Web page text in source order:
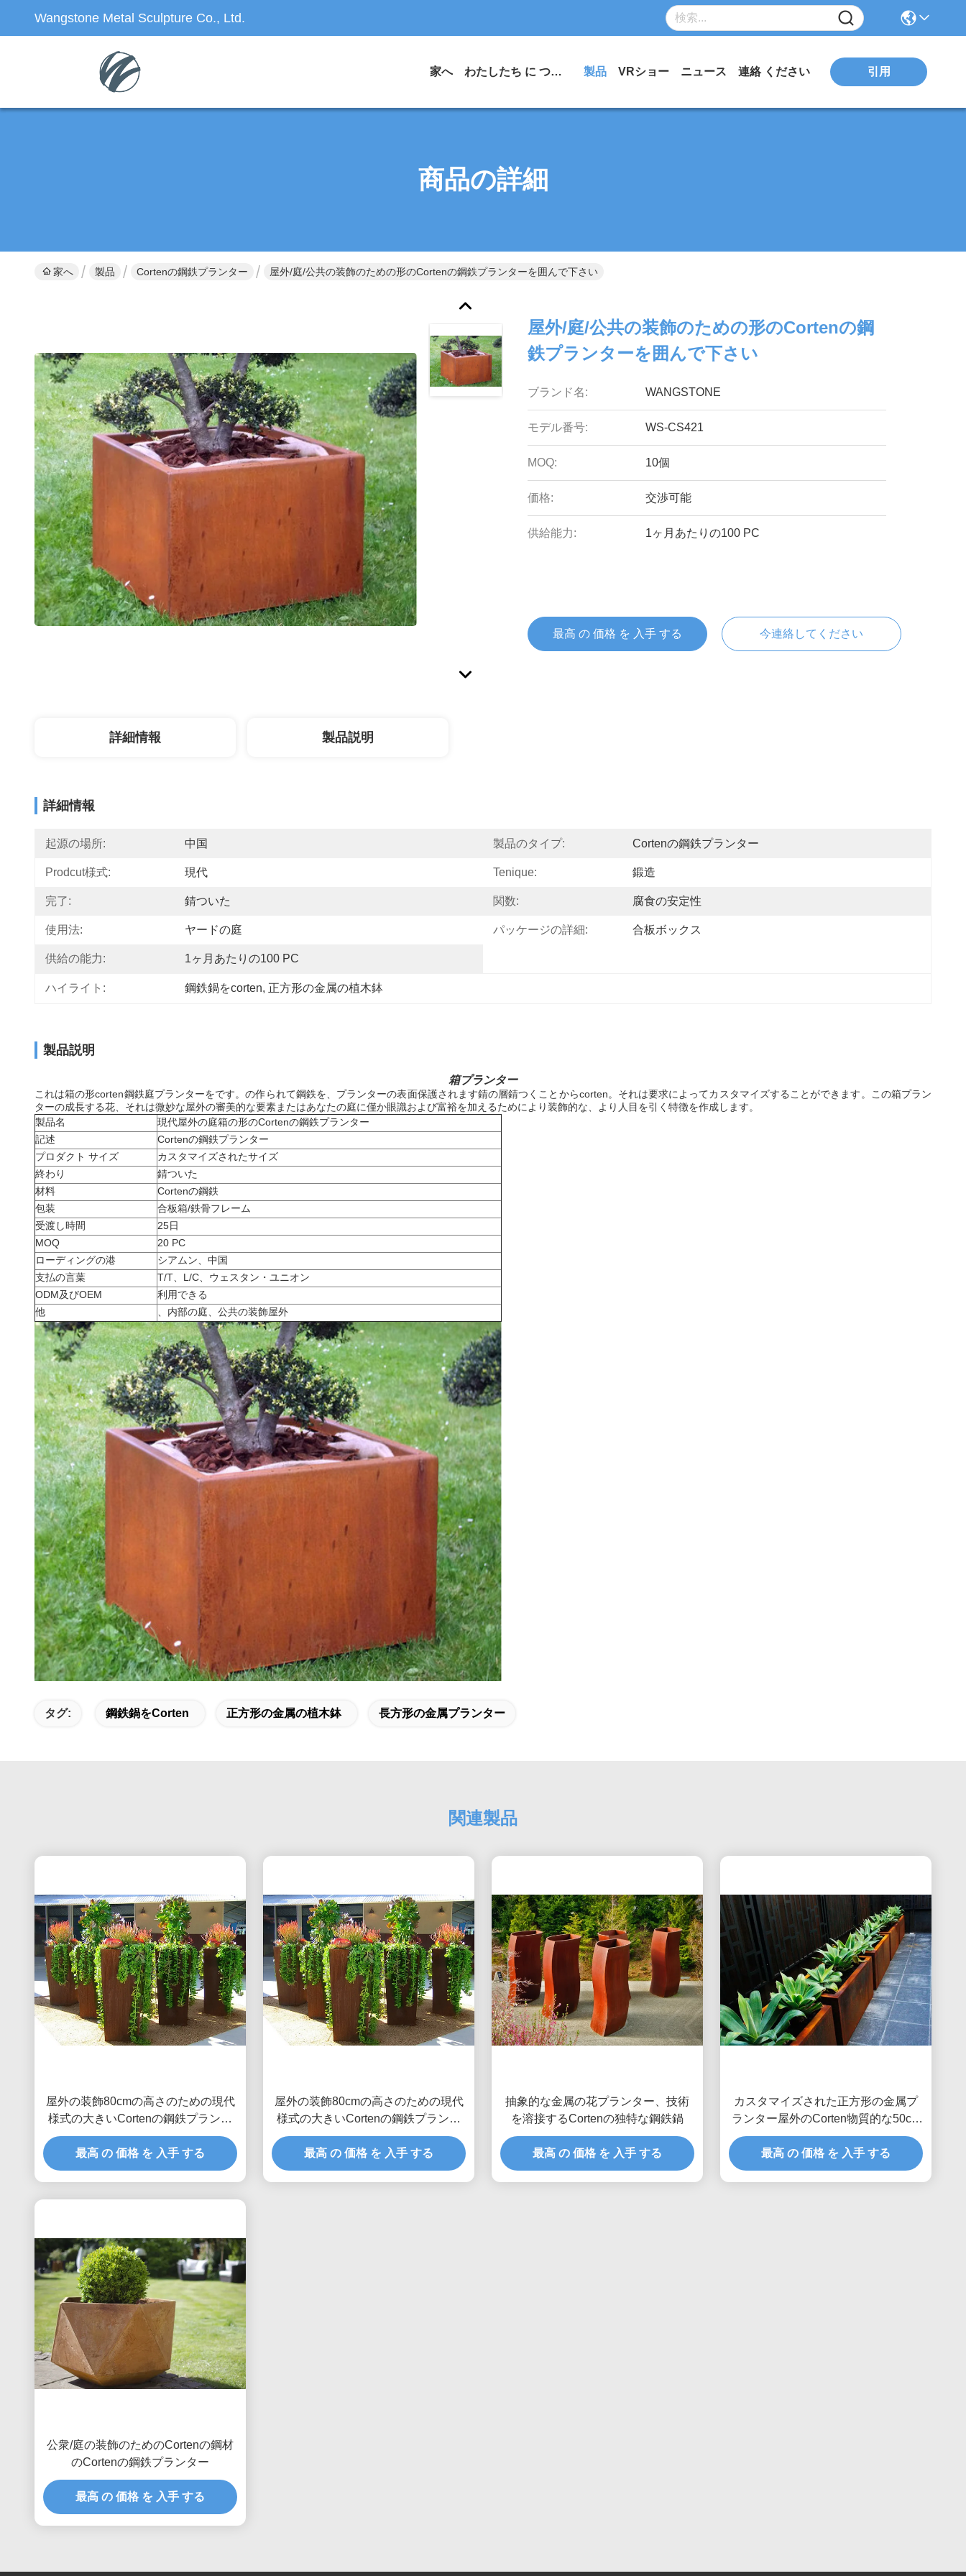
Wangstone Metal Sculpture Co., Ltd.
家へ わたしたち に つい て 製品 VRショー ニュース 連絡 ください 引用
商品の詳細
家へ 製品 Cortenの鋼鉄プランター 屋外/庭/公共の装飾のための形のCortenの鋼鉄プランターを囲んで下さい
屋外/庭/公共の装飾のための形のCortenの鋼
鉄プランターを囲んで下さい
ブランド名: WANGSTONE
モデル番号: WS-CS421
MOQ: 10個
価格: 交渉可能
供給能力: 1ヶ月あたりの100 PC
最高 の 価格 を 入手 する 今連絡してください
詳細情報 製品説明
詳細情報
起源の場所: 中国 製品のタイプ: Cortenの鋼鉄プランター
Prodcut様式: 現代 Tenique: 鍛造
完了: 錆ついた 関数: 腐食の安定性
使用法: ヤードの庭 パッケージの詳細: 合板ボックス
供給の能力: 1ヶ月あたりの100 PC
ハイライト: 鋼鉄鍋をcorten, 正方形の金属の植木鉢
製品説明
箱プランター
これは箱の形corten鋼鉄庭プランターをです。の作られて鋼鉄を、プランターの表面保護されます錆の層錆つくことからcorten。それは要求によってカスタマイズすることができます。この箱プラン
ターの成長する花、それは微妙な屋外の審美的な要素またはあなたの庭に僅か眼識および富裕を加えるためにより装飾的な、より人目を引く特徴を作成します。
製品名
現代屋外の庭箱の形のCortenの鋼鉄プランター
記述
Cortenの鋼鉄プランター
プロダクト サイズ
カスタマイズされたサイズ
終わり
錆ついた
材料
Cortenの鋼鉄
包装
合板箱/鉄骨フレーム
受渡し時間
25日
MOQ
20 PC
ローディングの港
シアムン、中国
支払の言葉
T/T、L/C、ウェスタン・ユニオン
ODM及びOEM
利用できる
他
、内部の庭、公共の装飾屋外
タグ: 鋼鉄鍋をcorten 正方形の金属の植木鉢 長方形の金属プランター
関連製品
屋外の装飾80cmの高さのための現代
様式の大きいCortenの鋼鉄プランタ
ー箱
最高 の 価格 を 入手 する
屋外の装飾80cmの高さのための現代
様式の大きいCortenの鋼鉄プランタ
ー箱
最高 の 価格 を 入手 する
抽象的な金属の花プランター、技術
を溶接するCortenの独特な鋼鉄鍋
最高 の 価格 を 入手 する
カスタマイズされた正方形の金属プ
ランター屋外のCorten物質的な50cm
の高さ
最高 の 価格 を 入手 する
公衆/庭の装飾のためのCortenの鋼材
のCortenの鋼鉄プランター
最高 の 価格 を 入手 する